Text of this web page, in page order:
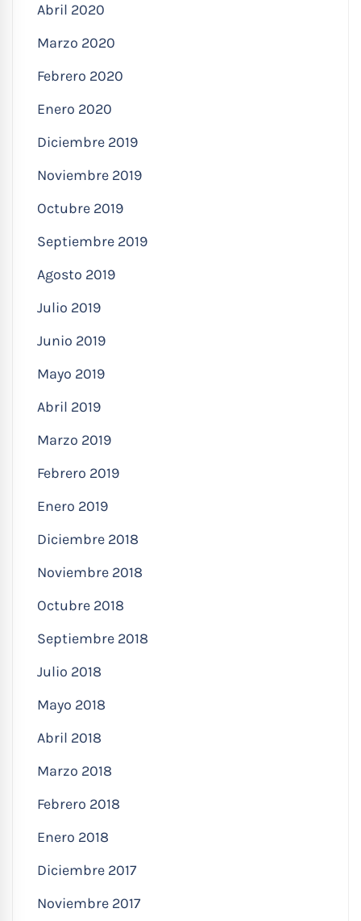
Abril 2020
Marzo 2020
Febrero 2020
Enero 2020
Diciembre 2019
Noviembre 2019
Octubre 2019
Septiembre 2019
Agosto 2019
Julio 2019
Junio 2019
Mayo 2019
Abril 2019
Marzo 2019
Febrero 2019
Enero 2019
Diciembre 2018
Noviembre 2018
Octubre 2018
Septiembre 2018
Julio 2018
Mayo 2018
Abril 2018
Marzo 2018
Febrero 2018
Enero 2018
Diciembre 2017
Noviembre 2017